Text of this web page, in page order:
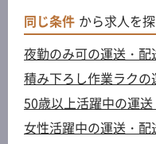
同じ条件 から求人を
夜勤のみ可の運送・配
積み下ろし作業ラク
50歳以上活躍中の運
女性活躍中の運送・配